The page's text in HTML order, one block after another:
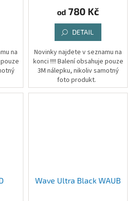
na
od 780 Kč
DETAIL
Novinky najdete v seznamu na
konci !!!! Balení obsahuje pouze
3M nálepku, nikoliv samotný
foto produkt.
Wave Ultra Black WAUB